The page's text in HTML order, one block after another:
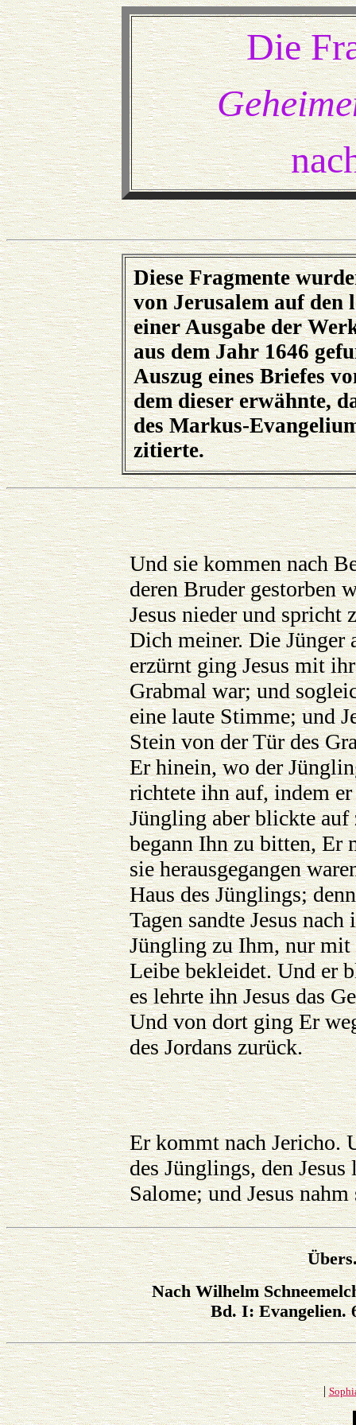
Die
Diese Fragmente
von Jerusalem auf den
einer Ausgabe der
aus dem Jahr 1646
Auszug eines Briefes
dem dieser erwähnte,
des Markus-
zitierte.
Und sie kommen nach
deren Bruder gestorben
Jesus nieder und spricht
Dich meiner. Die Jünger
erzürnt ging Jesus mit
Grabmal war; und
eine laute Stimme; und
Stein von der Tür des
Er hinein, wo der
richtete ihn auf, indem
Jüngling aber blickte
begann Ihn zu bitten, Er
sie herausgegangen
Haus des Jünglings;
Tagen sandte Jesus
Jüngling zu Ihm, nur mit
Leibe bekleidet. Und er
es lehrte ihn Jesus das
Und von dort ging Er
des Jordans zurück.
Er kommt nach Jericho.
des Jünglings, den
Salome; und Jesus
Nach Wilhelm
Bd. I: Evangelien.
|